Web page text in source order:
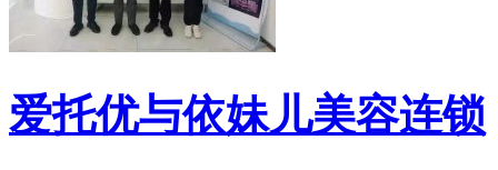
爱托优与依妹儿美容连锁